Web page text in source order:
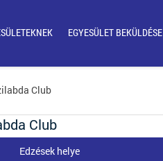
EGYESÜLET BEKÜLDÉSE
Club
Club
Edzések helye